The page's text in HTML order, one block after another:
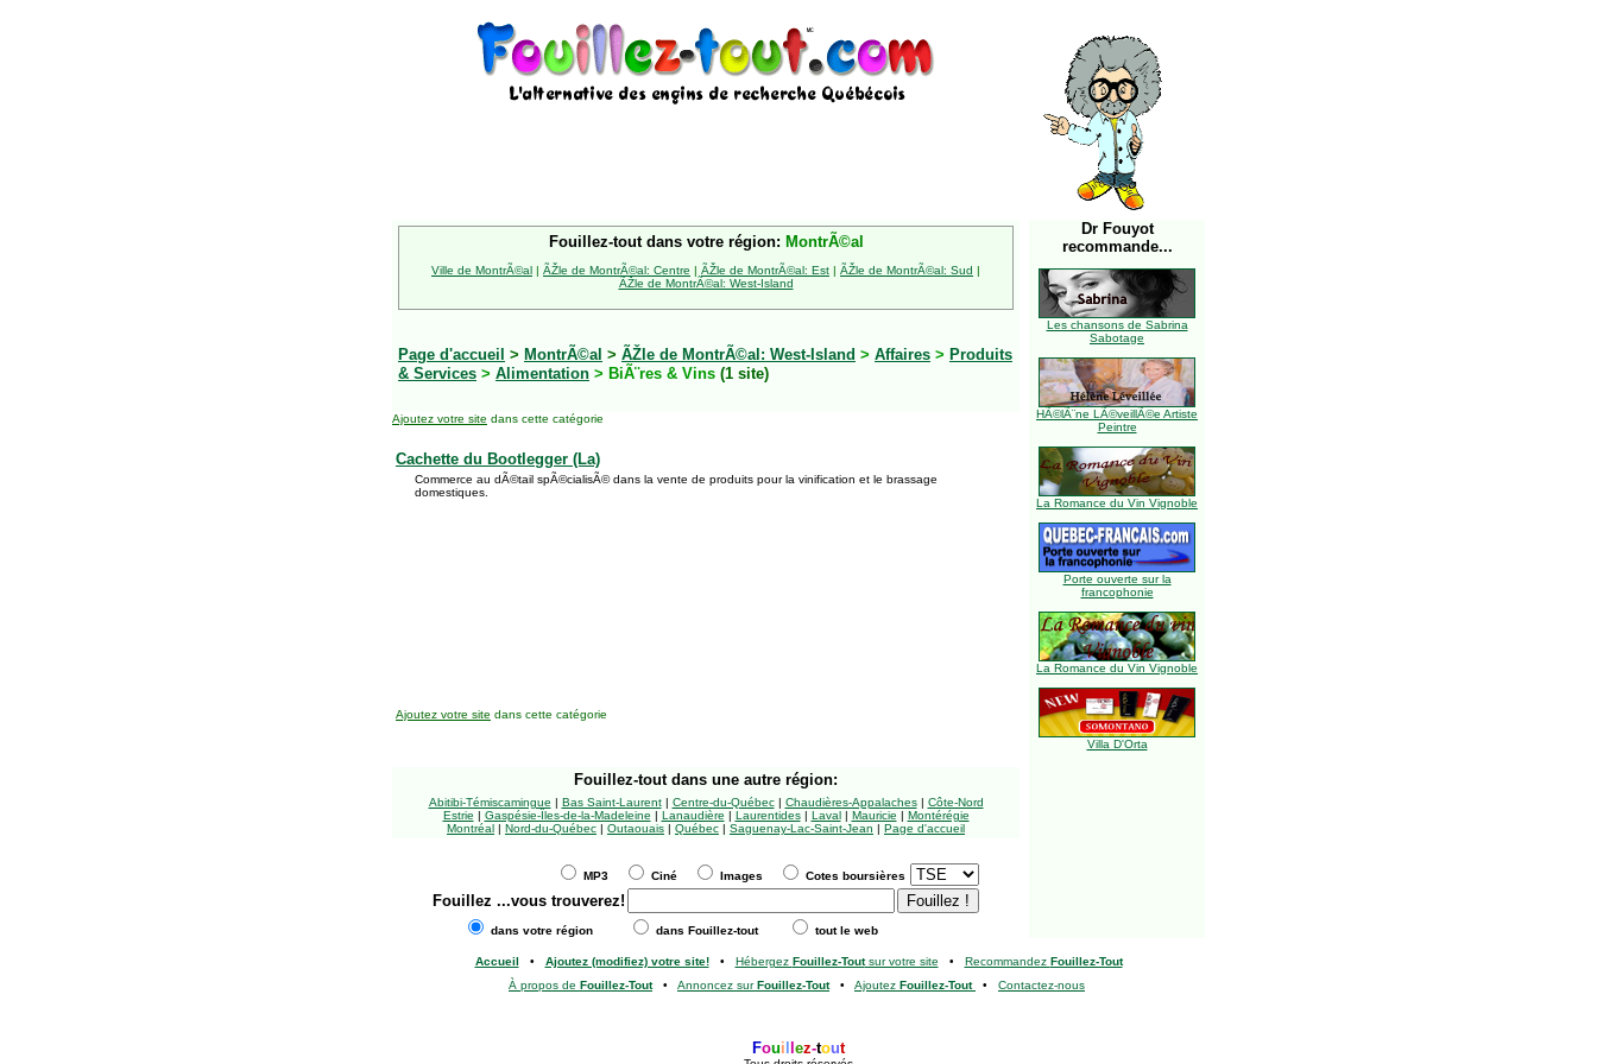
Fouillez-tout dans votre région: MontrÃ©al
Ville de MontrÃ©al | ÃŽle de MontrÃ©al: Centre | ÃŽle de MontrÃ©al: Est | ÃŽle de MontrÃ©al: Sud |
ÃŽle de MontrÃ©al: West-Island
Page d'accueil > MontrÃ©al > ÃŽle de MontrÃ©al: West-Island > Affaires > Produits
& Services > Alimentation > BiÃ¨res & Vins (1 site)
Ajoutez votre site dans cette catégorie
Cachette du Bootlegger (La)
Commerce au dÃ©tail spÃ©cialisÃ© dans la vente de produits pour la vinification et le brassage
domestiques.
Dr Fouyot
recommande...
Les chansons de Sabrina
Sabotage
HÃ©lÃ¨ne LÃ©veillÃ©e Artiste
Peintre
La Romance du Vin Vignoble
Porte ouverte sur la
francophonie
La Romance du Vin Vignoble
Villa D'Orta
Ajoutez votre site dans cette catégorie
Fouillez-tout dans une autre région:
Abitibi-Témiscamingue | Bas Saint-Laurent| Centre-du-Québec| Chaudières-Appalaches| Côte-Nord
Estrie | Gaspésie-Îles-de-la-Madeleine | Lanaudière | Laurentides| Laval| Mauricie | Montérégie
Montréal | Nord-du-Québec | Outaouais | Québec | Saguenay-Lac-Saint-Jean | Page d'accueil
MP3 Ciné Images Cotes boursières
Fouillez ...vous trouverez!
dans votre région dans Fouillez-tout tout le web
Accueil • Ajoutez (modifiez) votre site!• Hébergez Fouillez-Toutsur votre site • Recommandez Fouillez-Tout
À propos de Fouillez-Tout• Annoncez surFouillez-Tout• Ajoutez Fouillez-Tout • Contactez-nous
Foui ez-tout